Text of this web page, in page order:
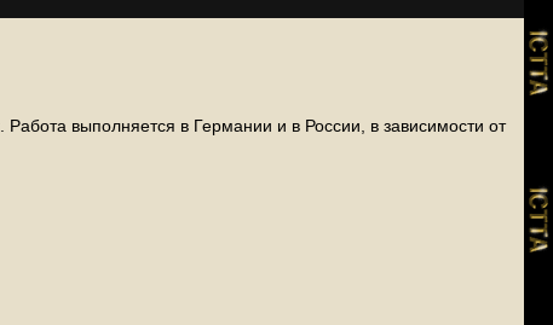
выполняется в Германии и в России, в зависимости от